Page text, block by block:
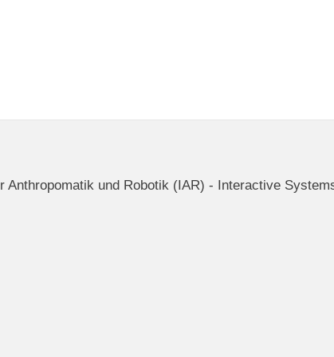
und Robotik (IAR) - Interactive